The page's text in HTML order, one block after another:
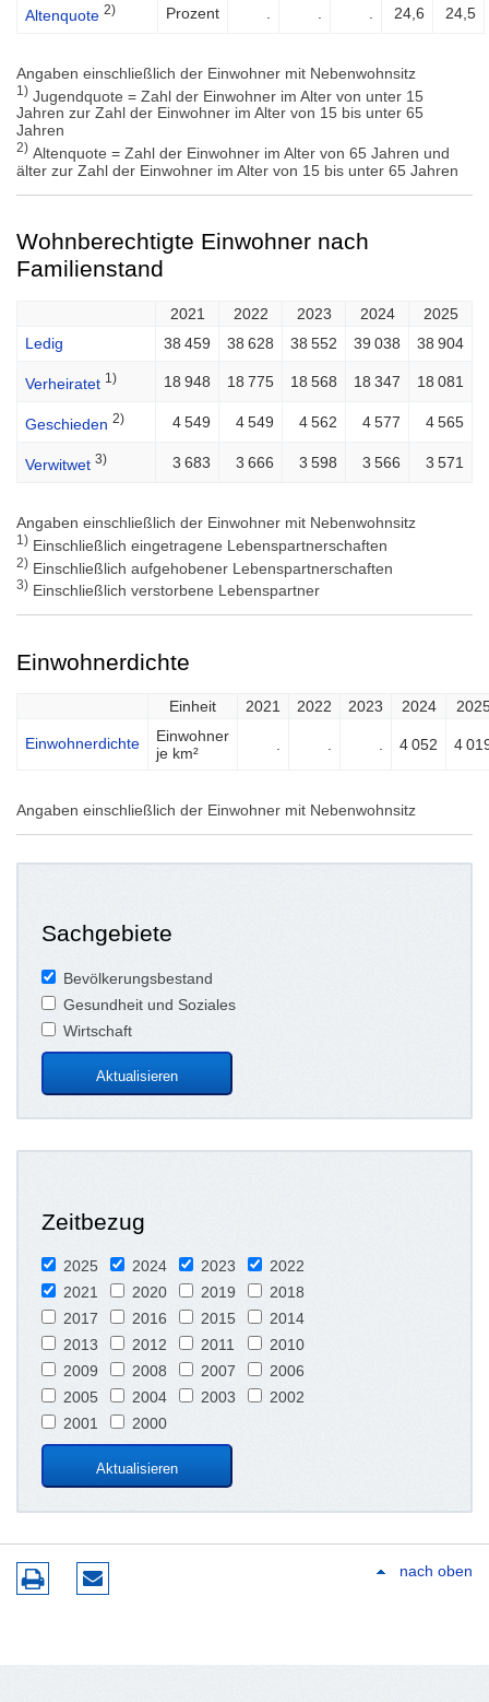
Altenquote 2) Prozent 24,6 24,5
Angaben einschließlich der Einwohner mit Nebenwohnsitz
1) Jugendquote = Zahl der Einwohner im Alter von unter 15
Jahren zur Zahl der Einwohner im Alter von 15 bis unter 65
Jahren
2) Altenquote = Zahl der Einwohner im Alter von 65 Jahren und
älter zur Zahl der Einwohner im Alter von 15 bis unter 65 Jahren
Wohnberechtigte Einwohner nach
Familienstand
2021 2022 2023 2024
2025
Ledig
38 459 38 628 38 552 39 038 38 904
Verheiratet 1) 18 948 18 775 18 568 18 347 18 081
Geschieden 2) 4 549 4 549 4 562 4 577 4 565
Verwitwet 3) 3 683 3 666 3 598 3 566 3 571
Angaben einschließlich der Einwohner mit Nebenwohnsitz
1) Einschließlich eingetragene Lebenspartnerschaften
2) Einschließlich aufgehobener Lebenspartnerschaften
3) Einschließlich verstorbene Lebenspartner
Einwohnerdichte
Einheit 2021 2022 2023 2024
Einwohnerdichte
Einwohner
je km²
. . . 4 052 4
Angaben einschließlich der Einwohner mit Nebenwohnsitz
Sachgebiete
Bevölkerungsbestand
Gesundheit und Soziales
Wirtschaft
Zeitbezug
2025 2024 2023
2022
2021
2020 2019
2018
2017
2016 2015
2014
2013
2012 2011
2010
2009
2008 2007
2006
2005
2004 2003
2002
2001
2000
nach oben